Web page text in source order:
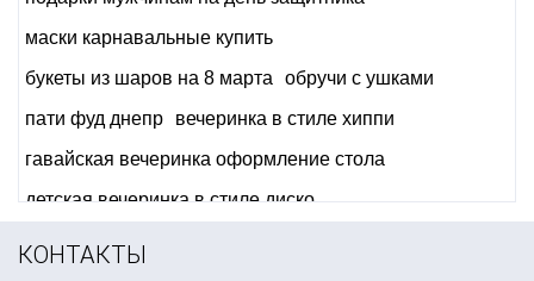
маски карнавальные купить
букеты из шаров на 8 марта
обручи с ушками
пати фуд днепр
вечеринка в стиле хиппи
гавайская вечеринка оформление стола
детская вечеринка в стиле диско
КОНТАКТЫ